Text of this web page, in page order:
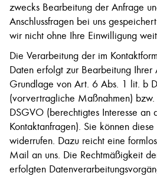
zwecks Bearbeitung der Anfrage
Anschlussfragen bei uns
wir nicht ohne Ihre Einwilligung
Die Verarbeitung der im
Daten erfolgt zur Bearbeitung Ihrer
Grundlage von Art. 6 Abs. 1 lit. b
(vorvertragliche Maßnahmen)
DSGVO (berechtigtes Interesse an
Kontaktanfragen). Sie können
widerrufen. Dazu reicht eine
Mail an uns. Die Rechtmäßigkeit
erfolgten